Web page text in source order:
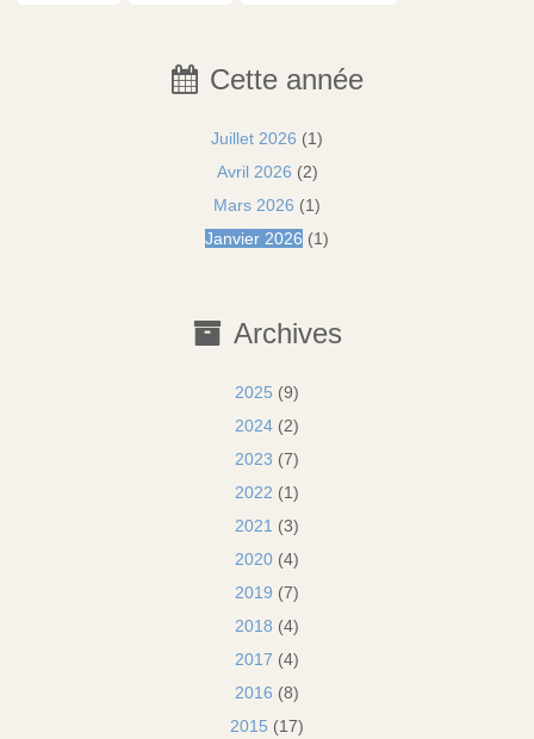
Cette année
Juillet 2026 (1)
Avril 2026 (2)
Mars 2026 (1)
Janvier 2026 (1)
Archives
2025 (9)
2024 (2)
2023 (7)
2022 (1)
2021 (3)
2020 (4)
2019 (7)
2018 (4)
2017 (4)
2016 (8)
2015 (17)